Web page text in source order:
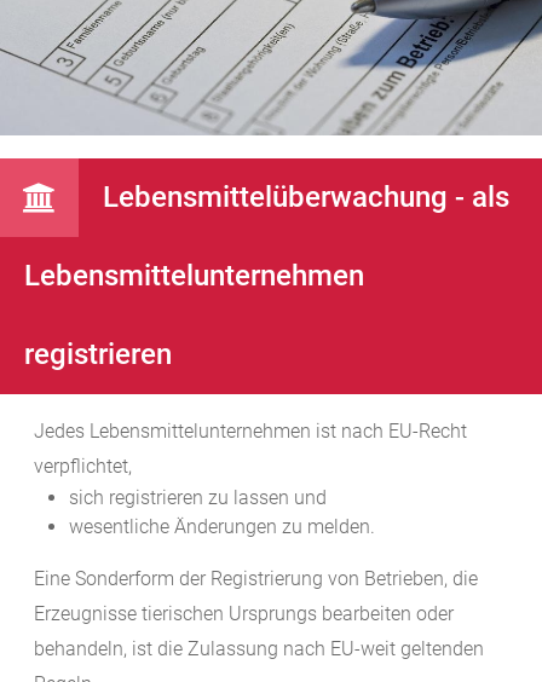
Lebensmittelüberwachung - als
Lebensmittelunternehmen
registrieren
Jedes Lebensmittelunternehmen ist nach EU-Recht
verpflichtet,
sich registrieren zu lassen und
wesentliche Änderungen zu melden.
Eine Sonderform der Registrierung von Betrieben, die
Erzeugnisse tierischen Ursprungs bearbeiten oder
behandeln, ist die Zulassung nach EU-weit geltenden